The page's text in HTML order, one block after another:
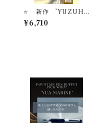
⭐️ 新作 ’YUZUHA
Moder Black’ 万年筆
ビュッフェ ’Pick Wh
¥6,710